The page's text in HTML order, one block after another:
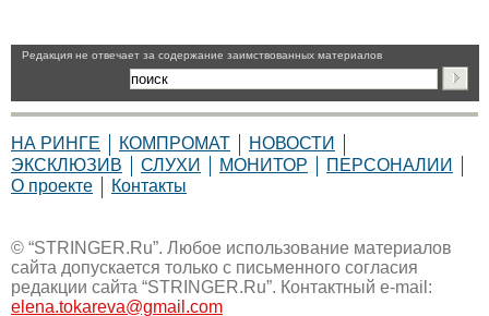
Pедакция не отвечает за содержание заимствованных материалов
НА РИНГЕ КОМПРОМАТ
НОВОСТИ
ЭКСКЛЮЗИВ
СЛУХИ МОНИТОР
ПЕРСОНАЛИИ
О проекте
Контакты
© “STRINGER.Ru”. Любое использование материалов
сайта допускается только с письменного согласия
редакции сайта “STRINGER.Ru”. Контактный e-mail:
elena.tokareva@gmail.com